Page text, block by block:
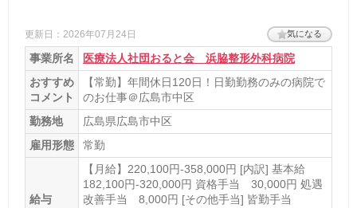
更新日：2026年07月24日 気になる
事業所名
医療法人社団おると会 浜脇整形外科病院
おすすめ
コメント
【常勤】年間休日120日！日勤勤務のみの病院で
のお仕事＠広島市中区
勤務地
広島県広島市中区
雇用形態
常勤
給与
【月給】220,100円-358,000円 [内訳] 基本給
182,100円-320,000円 資格手当 30,000円 処遇
改善手当 8,000円 [その他手当] 皆勤手当